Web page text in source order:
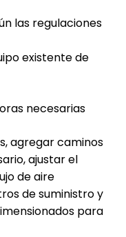
las regulaciones
existente de
necesarias
agregar caminos
ajustar el
de aire
de suministro y
para